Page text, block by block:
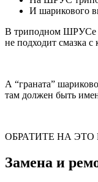
И шарикового
В триподном ШРУСе
не подходит смазка
А “граната”
там должен быть
ОБРАТИТЕ НА
Замена и